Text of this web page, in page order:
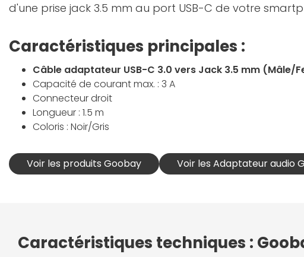
d'une prise jack 3.5 mm au port USB-C de votre
Caractéristiques principales :
Câble adaptateur USB-C 3.0 vers Jack 3.5 mm (Mâle/
Capacité de courant max. : 3 A
Connecteur droit
Longueur : 1.5 m
Coloris : Noir/Gris
Voir les produits Goobay Voir les Adaptateur audio
Caractéristiques techniques :